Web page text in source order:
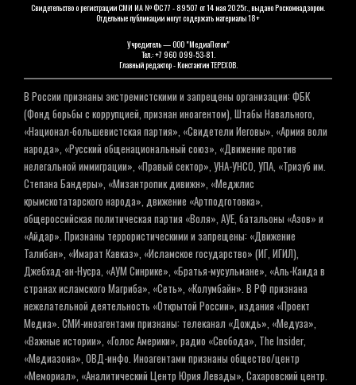
Свидетельство о регистрации СМИ ИА № ФС 77 - 89507 от 14 мая 2025г., выдано Роскомнадзором.
Отдельные публикации могут содержать материалы 18+
Учредитель — ООО "МедиаПоток"
Тел.: +7 960 099-53-81.
Главный редактор - Константин ТЕРЕХОВ.
В России признаны экстремистскими и запрещены организации: ФБК
(Фонд борьбы с коррупцией, признан иноагентом), Штабы Навального,
«Национал-большевистская партия», «Свидетели Иеговы», «Армия воли
народа», «Русский общенациональный союз», «Движение против
нелегальной иммиграции», «Правый сектор», УНА-УНСО, УПА, «Тризуб им.
Степана Бандеры», «Мизантропик дивижн», «Меджлис
крымскотатарского народа», движение «Артподготовка»,
общероссийская политическая партия «Воля», АУЕ, батальоны «Азов» и
«Айдар». Признаны террористическими и запрещены: «Движение
Талибан», «Имарат Кавказ», «Исламское государство» (ИГ, ИГИЛ),
Джебхад-ан-Нусра, «АУМ Синрике», «Братья-мусульмане», «Аль-Каида в
странах исламского Магриба», «Сеть», «Колумбайн». В РФ признана
нежелательной деятельность «Открытой России», издания «Проект
Медиа». СМИ-иноагентами признаны: телеканал «Дождь», «Медуза»,
«Важные истории», «Голос Америки», радио «Свобода», The Insider,
«Медиазона», ОВД-инфо. Иноагентами признаны общество/центр
«Мемориал», «Аналитический Центр Юрия Левады», Сахаровский центр.